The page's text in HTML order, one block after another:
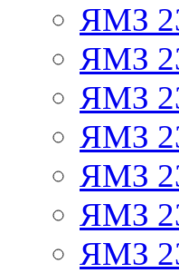
ЯМЗ
ЯМЗ
ЯМЗ
ЯМЗ
ЯМЗ
ЯМЗ
ЯМЗ